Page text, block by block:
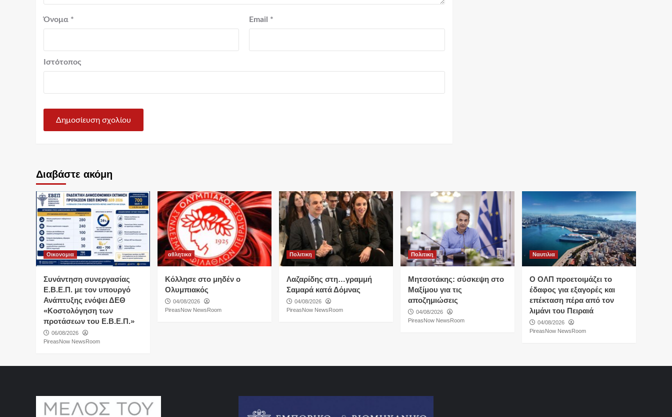
Όνομα * Email *
Ιστότοπος
Διαβάστε ακόμη
Οικονομια
Συνάντηση συνεργασίας
Ε.Β.Ε.Π. με τον υπουργό
Ανάπτυξης ενόψει ΔΕΘ
«Κοστολόγηση των
προτάσεων του Ε.Β.Ε.Π.»
06/08/2026
PireasNow NewsRoom
αθλητικα
Κόλλησε στο μηδέν ο
Ολυμπιακός
04/08/2026
PireasNow NewsRoom
Πολιτικη
Λαζαρίδης στη…γραμμή
Σαμαρά κατά Δόμνας
04/08/2026
PireasNow NewsRoom
Πολιτικη
Μητσοτάκης: σύσκεψη στο
Μαξίμου για τις
αποζημιώσεις
04/08/2026
PireasNow NewsRoom
Ναυτιλια
O ΟΛΠ προετοιμάζει το
έδαφος για εξαγορές και
επέκταση πέρα από τον
λιμάνι του Πειραιά
04/08/2026
PireasNow NewsRoom